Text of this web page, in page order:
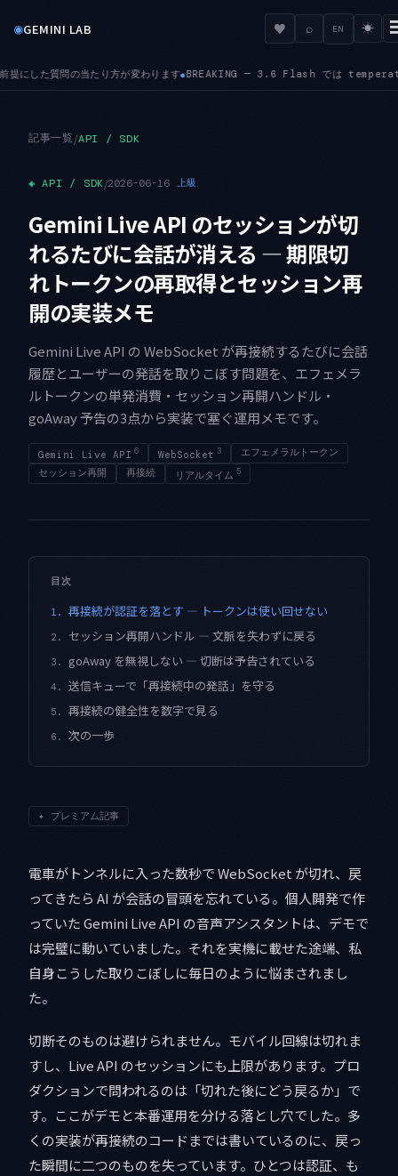
◉GEMINI LAB ♥ ⌕ EN ☀
Flash では temperature・top-K・top-P のカスタム値が無視され、
記事一覧/API / SDK
◈ API / SDK/2026-06-16 上級
Gemini Live API のセッションが切
れるたびに会話が消える — 期限切
れトークンの再取得とセッション再
開の実装メモ
Gemini Live API の WebSocket が再接続するたびに会話
履歴とユーザーの発話を取りこぼす問題を、エフェメラ
ルトークンの単発消費・セッション再開ハンドル・
goAway 予告の3点から実装で塞ぐ運用メモです。
Gemini Live API 6 WebSocket 3
エフェメラルトークン
セッション再開
再接続 リアルタイム 5
目次
1. 再接続が認証を落とす — トークンは使い回せない
2. セッション再開ハンドル — 文脈を失わずに戻る
3. goAway を無視しない — 切断は予告されている
4. 送信キューで「再接続中の発話」を守る
5. 再接続の健全性を数字で見る
6. 次の一歩
✦ プレミアム記事
電車がトンネルに入った数秒で WebSocket が切れ、戻
ってきたら AI が会話の冒頭を忘れている。個人開発で作
っていた Gemini Live API の音声アシスタントは、デモで
は完璧に動いていました。それを実機に載せた途端、私
自身こうした取りこぼしに毎日のように悩まされまし
た。
切断そのものは避けられません。モバイル回線は切れま
すし、Live API のセッションにも上限があります。プロ
ダクションで問われるのは「切れた後にどう戻るか」で
す。ここがデモと本番運用を分ける落とし穴でした。多
くの実装が再接続のコードまでは書いているのに、戻っ
た瞬間に二つのものを失っています。ひとつは認証、も